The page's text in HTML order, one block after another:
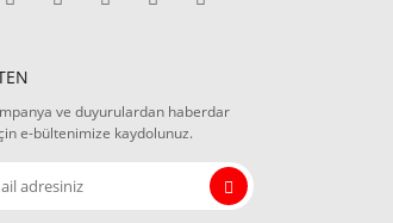
ve duyurulardan haberdar
e-bültenimize kaydolunuz.